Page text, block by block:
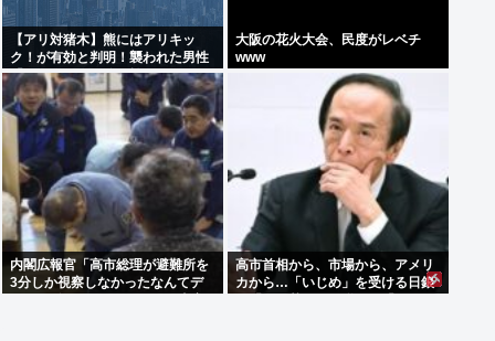
【アリ対猪木】熊にはアリキッ
ク！が有効と判明！襲われた男性
「アリキックで追っ払った」
大阪の花火大会、民度がレベチ
www
内閣広報官「高市総理が避難所を
3分しか視察しなかったなんてデ
高市首相から、市場から、アメリ
カから…「いじめ」を受ける日銀